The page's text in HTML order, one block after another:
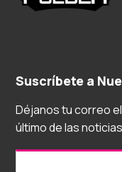
Suscríbete a
Déjanos tu correo
último de las